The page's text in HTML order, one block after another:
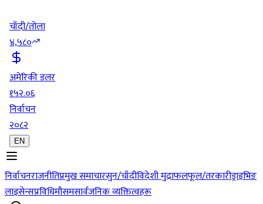
चाँदी/तोला
४,५८०
अमेरिकी डलर
१५२.०६
निर्वाचन
२०८२
EN
निर्वाचनराजनीतिप्रमुख समाचारसुन/चाँदीविदेशी मुद्राफलफूल/तरकारीड्राइभिङ
लाइसेन्सप्रविधिमौसमसार्वजनिक व्यक्तित्वहरू